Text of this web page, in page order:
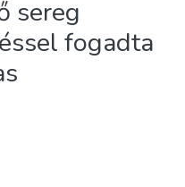
sereg
fogadta